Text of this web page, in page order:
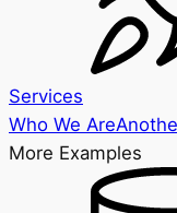
Services
Who We Are
More Examples